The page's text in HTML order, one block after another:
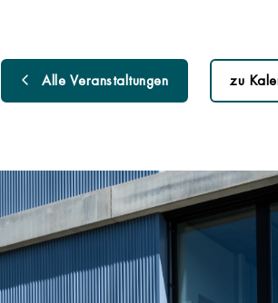
Alle Veranstaltungen zu